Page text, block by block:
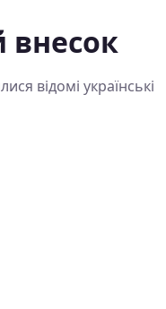
внесок
відомі українські